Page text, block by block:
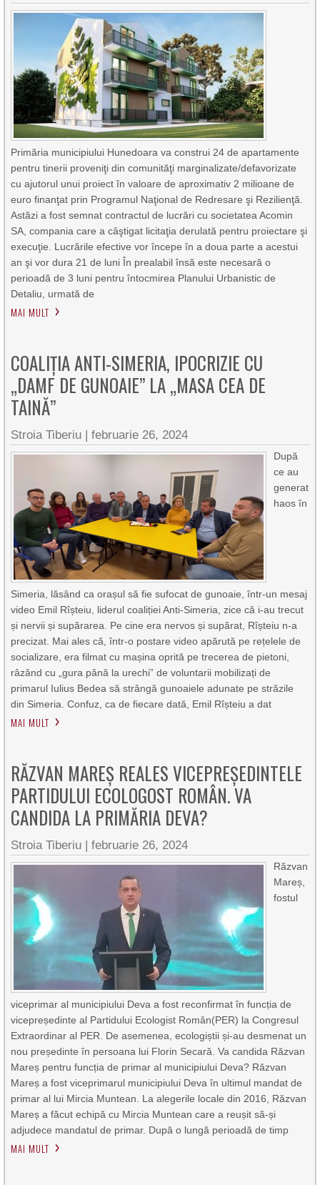
Primăria municipiului Hunedoara va construi 24 de apartamente
pentru tinerii proveniţi din comunităţi marginalizate/defavorizate
cu ajutorul unui proiect în valoare de aproximativ 2 milioane de
euro finanţat prin Programul Naţional de Redresare şi Rezilienţă.
Astăzi a fost semnat contractul de lucrări cu societatea Acomin
SA, compania care a câştigat licitaţia derulată pentru proiectare şi
execuţie. Lucrările efective vor începe în a doua parte a acestui
an şi vor dura 21 de luni În prealabil însă este necesară o
perioadă de 3 luni pentru întocmirea Planului Urbanistic de
Detaliu, urmată de
MAI MULT
COALIȚIA ANTI-SIMERIA, IPOCRIZIE CU
„DAMF DE GUNOAIE” LA „MASA CEA DE
TAINĂ”
Stroia Tiberiu |februarie 26, 2024
După
ce au
generat
haos în
Simeria, lăsând ca orașul să fie sufocat de gunoaie, într-un mesaj
video Emil Rîșteiu, liderul coaliției Anti-Simeria, zice că i-au trecut
și nervii și supărarea. Pe cine era nervos și supărat, Rîșteiu n-a
precizat. Mai ales că, într-o postare video apărută pe rețelele de
socializare, era filmat cu mașina oprită pe trecerea de pietoni,
râzând cu „gura până la urechi” de voluntarii mobilizați de
primarul Iulius Bedea să strângă gunoaiele adunate pe străzile
din Simeria. Confuz, ca de fiecare dată, Emil Rîșteiu a dat
MAI MULT
RĂZVAN MAREȘ REALES VICEPREȘEDINTELE
PARTIDULUI ECOLOGOST ROMÂN. VA
CANDIDA LA PRIMĂRIA DEVA?
Stroia Tiberiu |februarie 26, 2024
Răzvan
Mareș,
fostul
viceprimar al municipiului Deva a fost reconfirmat în funcția de
vicepreședinte al Partidului Ecologist Român(PER) la Congresul
Extraordinar al PER. De asemenea, ecologiștii și-au desmenat un
nou președinte în persoana lui Florin Secară. Va candida Răzvan
Mareș pentru funcția de primar al municipiului Deva? Răzvan
Mareș a fost viceprimarul municipiului Deva în ultimul mandat de
primar al lui Mircia Muntean. La alegerile locale din 2016, Răzvan
Mareș a făcut echipă cu Mircia Muntean care a reușit să-și
adjudece mandatul de primar. După o lungă perioadă de timp
MAI MULT